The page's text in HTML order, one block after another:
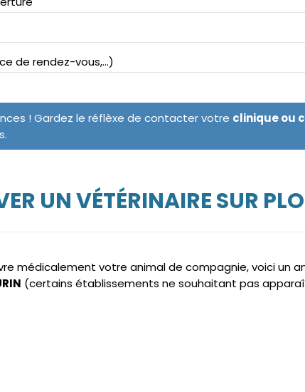
de rendez-vous,...)
! Gardez le réflèxe de contacter votre clinique ou
UN VÉTÉRINAIRE SUR
médicalement votre animal de compagnie, voici un
(certains établissements ne souhaitant pas